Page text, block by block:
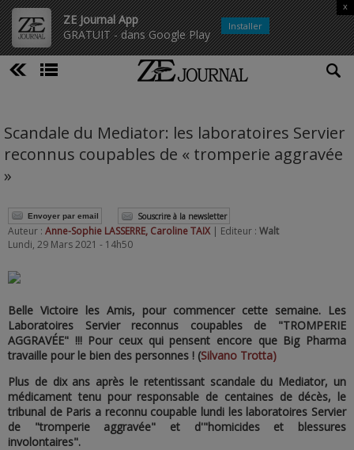
ZE Journal App
GRATUIT - dans Google Play
x
Installer
Scandale du Mediator: les laboratoires Servier
reconnus coupables de « tromperie aggravée
»
Envoyer par email Souscrire à la newsletter
Auteur : Anne-Sophie LASSERRE, Caroline TAIX | Editeur : Walt
Lundi, 29 Mars 2021 - 14h50
Belle Victoire les Amis, pour commencer cette semaine. Les
Laboratoires Servier reconnus coupables de "TROMPERIE
AGGRAVÉE" !!! Pour ceux qui pensent encore que Big Pharma
travaille pour le bien des personnes ! (Silvano Trotta)
Plus de dix ans après le retentissant scandale du Mediator, un
médicament tenu pour responsable de centaines de décès, le
tribunal de Paris a reconnu coupable lundi les laboratoires Servier
de "tromperie aggravée" et d'"homicides et blessures
involontaires".